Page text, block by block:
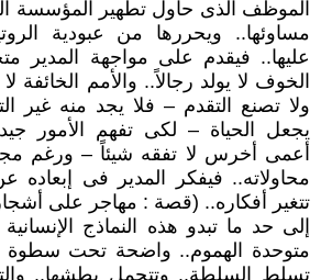
الموظف الذى حاول تطهير المؤسسة
مساوئها.. ويحررها من عبودية
عليها.. فيقدم على مواجهة المدير
الخوف لا يولد رجالاً.. والأمم الخائفة
ولا تصنع التقدم – فلا يجد منه غير
يجعل الحياة – لكى تفهم الأمور
أعمى أخرس لا تفقه شيئاً – ورغم
محاولاته.. فيفكر المدير فى
تتغير أفكاره.. (قصة : مهاجر على
إلى حد ما تبدو هذه النماذج
متوحدة الهموم.. واضحة تحت سطوة
تسلط السلطة.. وتتحمل بطشها..